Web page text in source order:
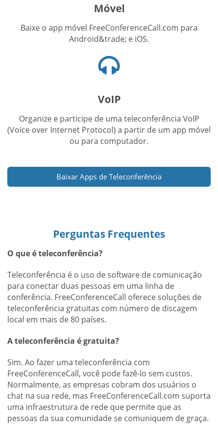
Móvel
Baixe o app móvel FreeConferenceCall.com para
Android&trade; e iOS.
de
VoIP
Organize e participe de uma teleconferência VoIP
(Voice over Internet Protocol) a partir de um app móvel
ou para computador.
Baixar Apps de Teleconferência
Perguntas Frequentes
O que é teleconferência?
Teleconferência é o uso de software de comunicação
para conectar duas pessoas em uma linha de
conferência. FreeConferenceCall oferece soluções de
teleconferência gratuitas com número de discagem
local em mais de 80 países.
A teleconferência é gratuita?
Sim. Ao fazer uma teleconferência com
FreeConferenceCall, você pode fazê-lo sem custos.
Normalmente, as empresas cobram dos usuários o
chat na sua rede, mas FreeConferenceCall.com suporta
uma infraestrutura de rede que permite que as
pessoas da sua comunidade se comuniquem de graça.